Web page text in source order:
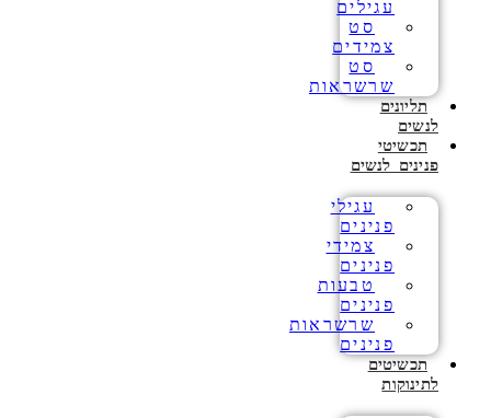
עגילים
סט
צמידים
סט
שרשראות
תליונים
לנשים
תכשיטי
פנינים לנשים
עגילי
פנינים
צמידי
פנינים
טבעות
פנינים
שרשראות
פנינים
תכשיטים
לתינוקות